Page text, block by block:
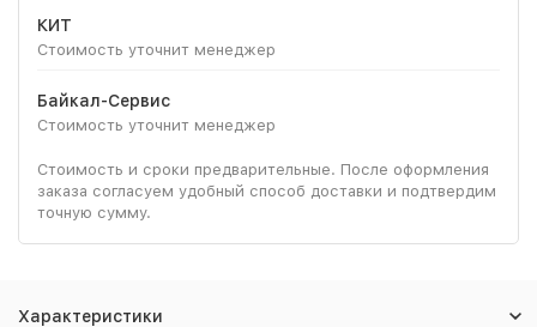
КИТ
Стоимость уточнит менеджер
Байкал-Сервис
Стоимость уточнит менеджер
Стоимость и сроки предварительные. После оформления
заказа согласуем удобный способ доставки и подтвердим
точную сумму.
Характеристики